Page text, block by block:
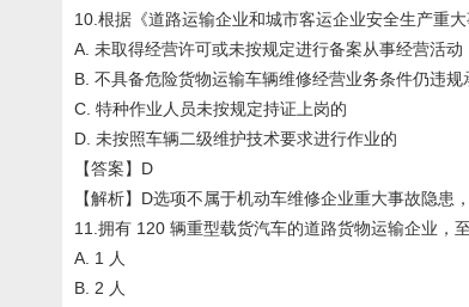
10.根据《道路运输企业和城市客运企业安全生产重
A. 未取得经营许可或未按规定进行备案从事经营活
B. 不具备危险货物运输车辆维修经营业务条件仍违
C. 特种作业人员未按规定持证上岗的
D. 未按照车辆二级维护技术要求进行作业的
【答案】D
【解析】D选项不属于机动车维修企业重大事故隐患
11.拥有 120 辆重型载货汽车的道路货物运输企业
A. 1 人
B. 2 人